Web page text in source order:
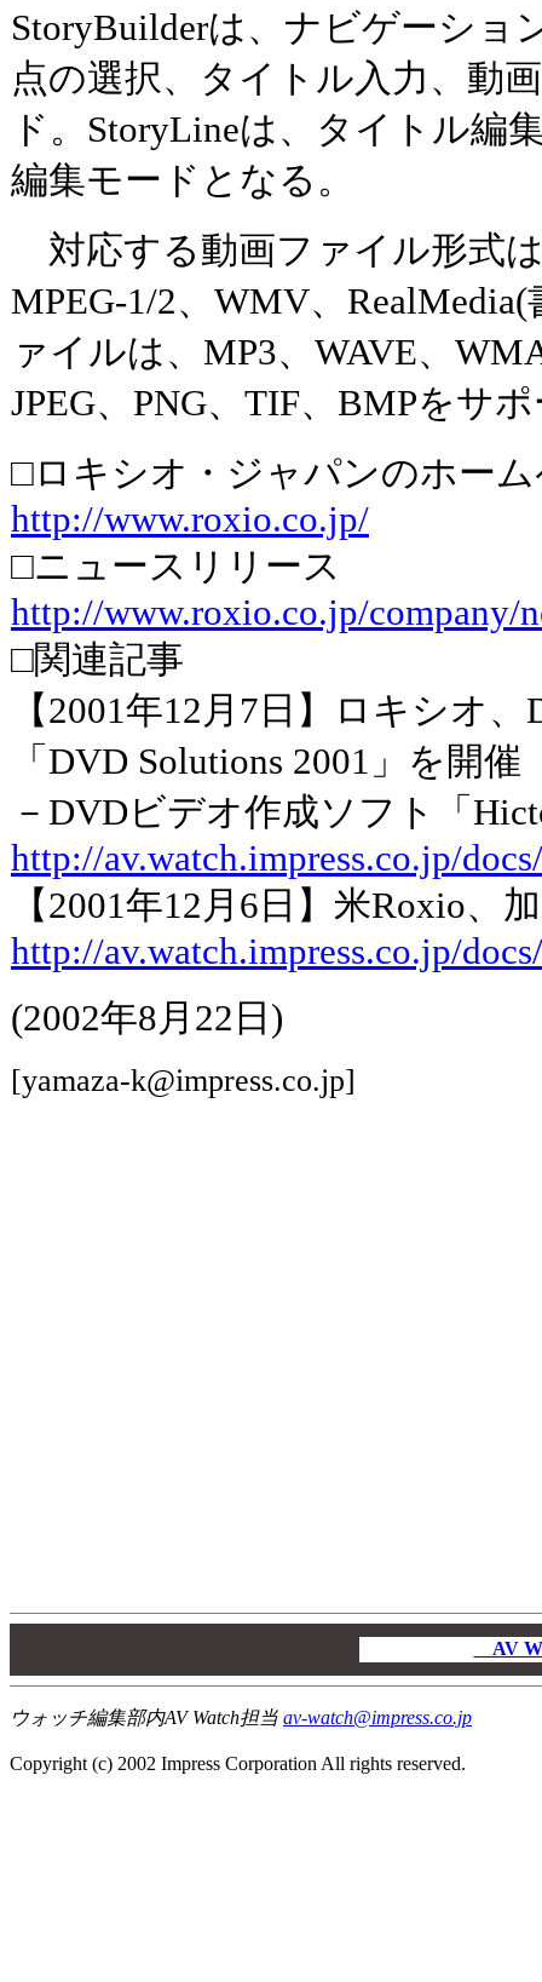
StoryBuilderは、ナビゲーショ
点の選択、タイトル入力、動
ド。StoryLineは、タイトル編
編集モードとなる。
対応する動画ファイル形式
MPEG-1/2、WMV、
ァイルは、MP3、WAVE、
JPEG、PNG、TIF、BMPをサ
□ロキシオ・ジャパンのホー
http://www.roxio.co.jp/
□ニュースリリース
http://www.roxio.co.jp/company/
□関連記事
【2001年12月7日】ロキシオ
「DVD Solutions 2001」を開催
－DVDビデオ作成ソフト「
http://av.watch.impress.co.jp/
【2001年12月6日】米Roxio、
http://av.watch.impress.co.jp/
(2002年8月22日)
[yamaza-k@impress.co.jp]
AV
ウォッチ編集部内AV Watch担当 av-watch@impress.co.jp
Copyright (c) 2002 Impress Corporation All rights reserved.